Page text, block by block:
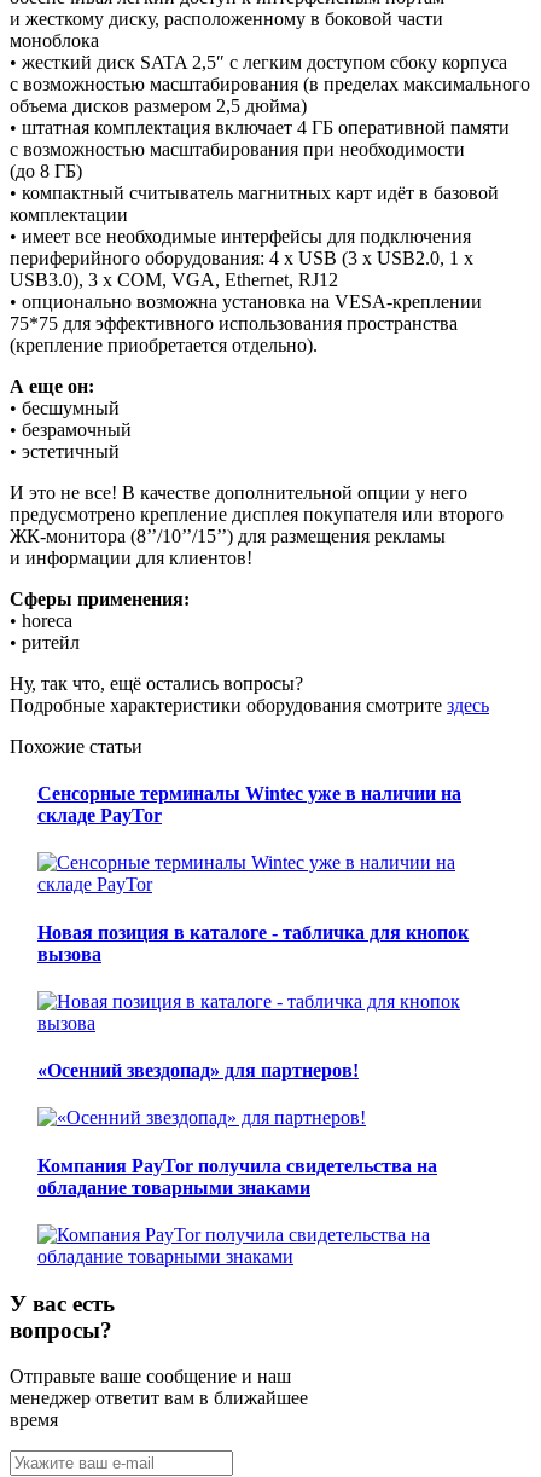
и жесткому диску, расположенному в боковой части
моноблока
• жесткий диск SATA 2,5″ с легким доступом сбоку корпуса
с возможностью масштабирования (в пределах максимального
объема дисков размером 2,5 дюйма)
• штатная комплектация включает 4 ГБ оперативной памяти
с возможностью масштабирования при необходимости
(до 8 ГБ)
• компактный считыватель магнитных карт идёт в базовой
комплектации
• имеет все необходимые интерфейсы для подключения
периферийного оборудования: 4 x USB (3 x USB2.0, 1 x
USB3.0), 3 x COM, VGA, Ethernet, RJ12
• опционально возможна установка на VESA-креплении
75*75 для эффективного использования пространства
(крепление приобретается отдельно).
А еще он:
• бесшумный
• безрамочный
• эстетичный
И это не все! В качестве дополнительной опции у него
предусмотрено крепление дисплея покупателя или второго
ЖК-монитора (8’’/10’’/15’’) для размещения рекламы
и информации для клиентов!
Сферы применения:
• horeca
• ритейл
Ну, так что, ещё остались вопросы?
Подробные характеристики оборудования смотрите здесь
Похожие статьи
Сенсорные терминалы Wintec уже в наличии на
складе PayTor
Новая позиция в каталоге - табличка для кнопок
вызова
«Осенний звездопад» для партнеров!
Компания PayTor получила свидетельства на
обладание товарными знаками
У вас есть
вопросы?
Отправьте ваше сообщение и наш
менеджер ответит вам в ближайшее
время